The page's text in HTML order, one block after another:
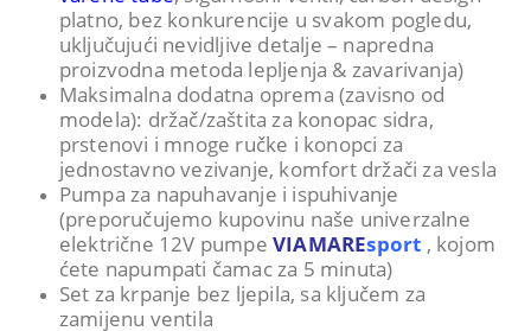
platno, bez konkurencije u svakom pogledu,
uključujući nevidljive detalje – napredna
proizvodna metoda lepljenja & zavarivanja)
Maksimalna dodatna oprema (zavisno od
modela): držač/zaštita za konopac sidra,
prstenovi i mnoge ručke i konopci za
jednostavno vezivanje, komfort držači za vesla
Pumpa za napuhavanje i ispuhivanje
(preporučujemo kupovinu naše univerzalne
električne 12V pumpe VIAMAREsport , kojom
ćete napumpati čamac za 5 minuta)
Set za krpanje bez ljepila, sa ključem za
zamijenu ventila